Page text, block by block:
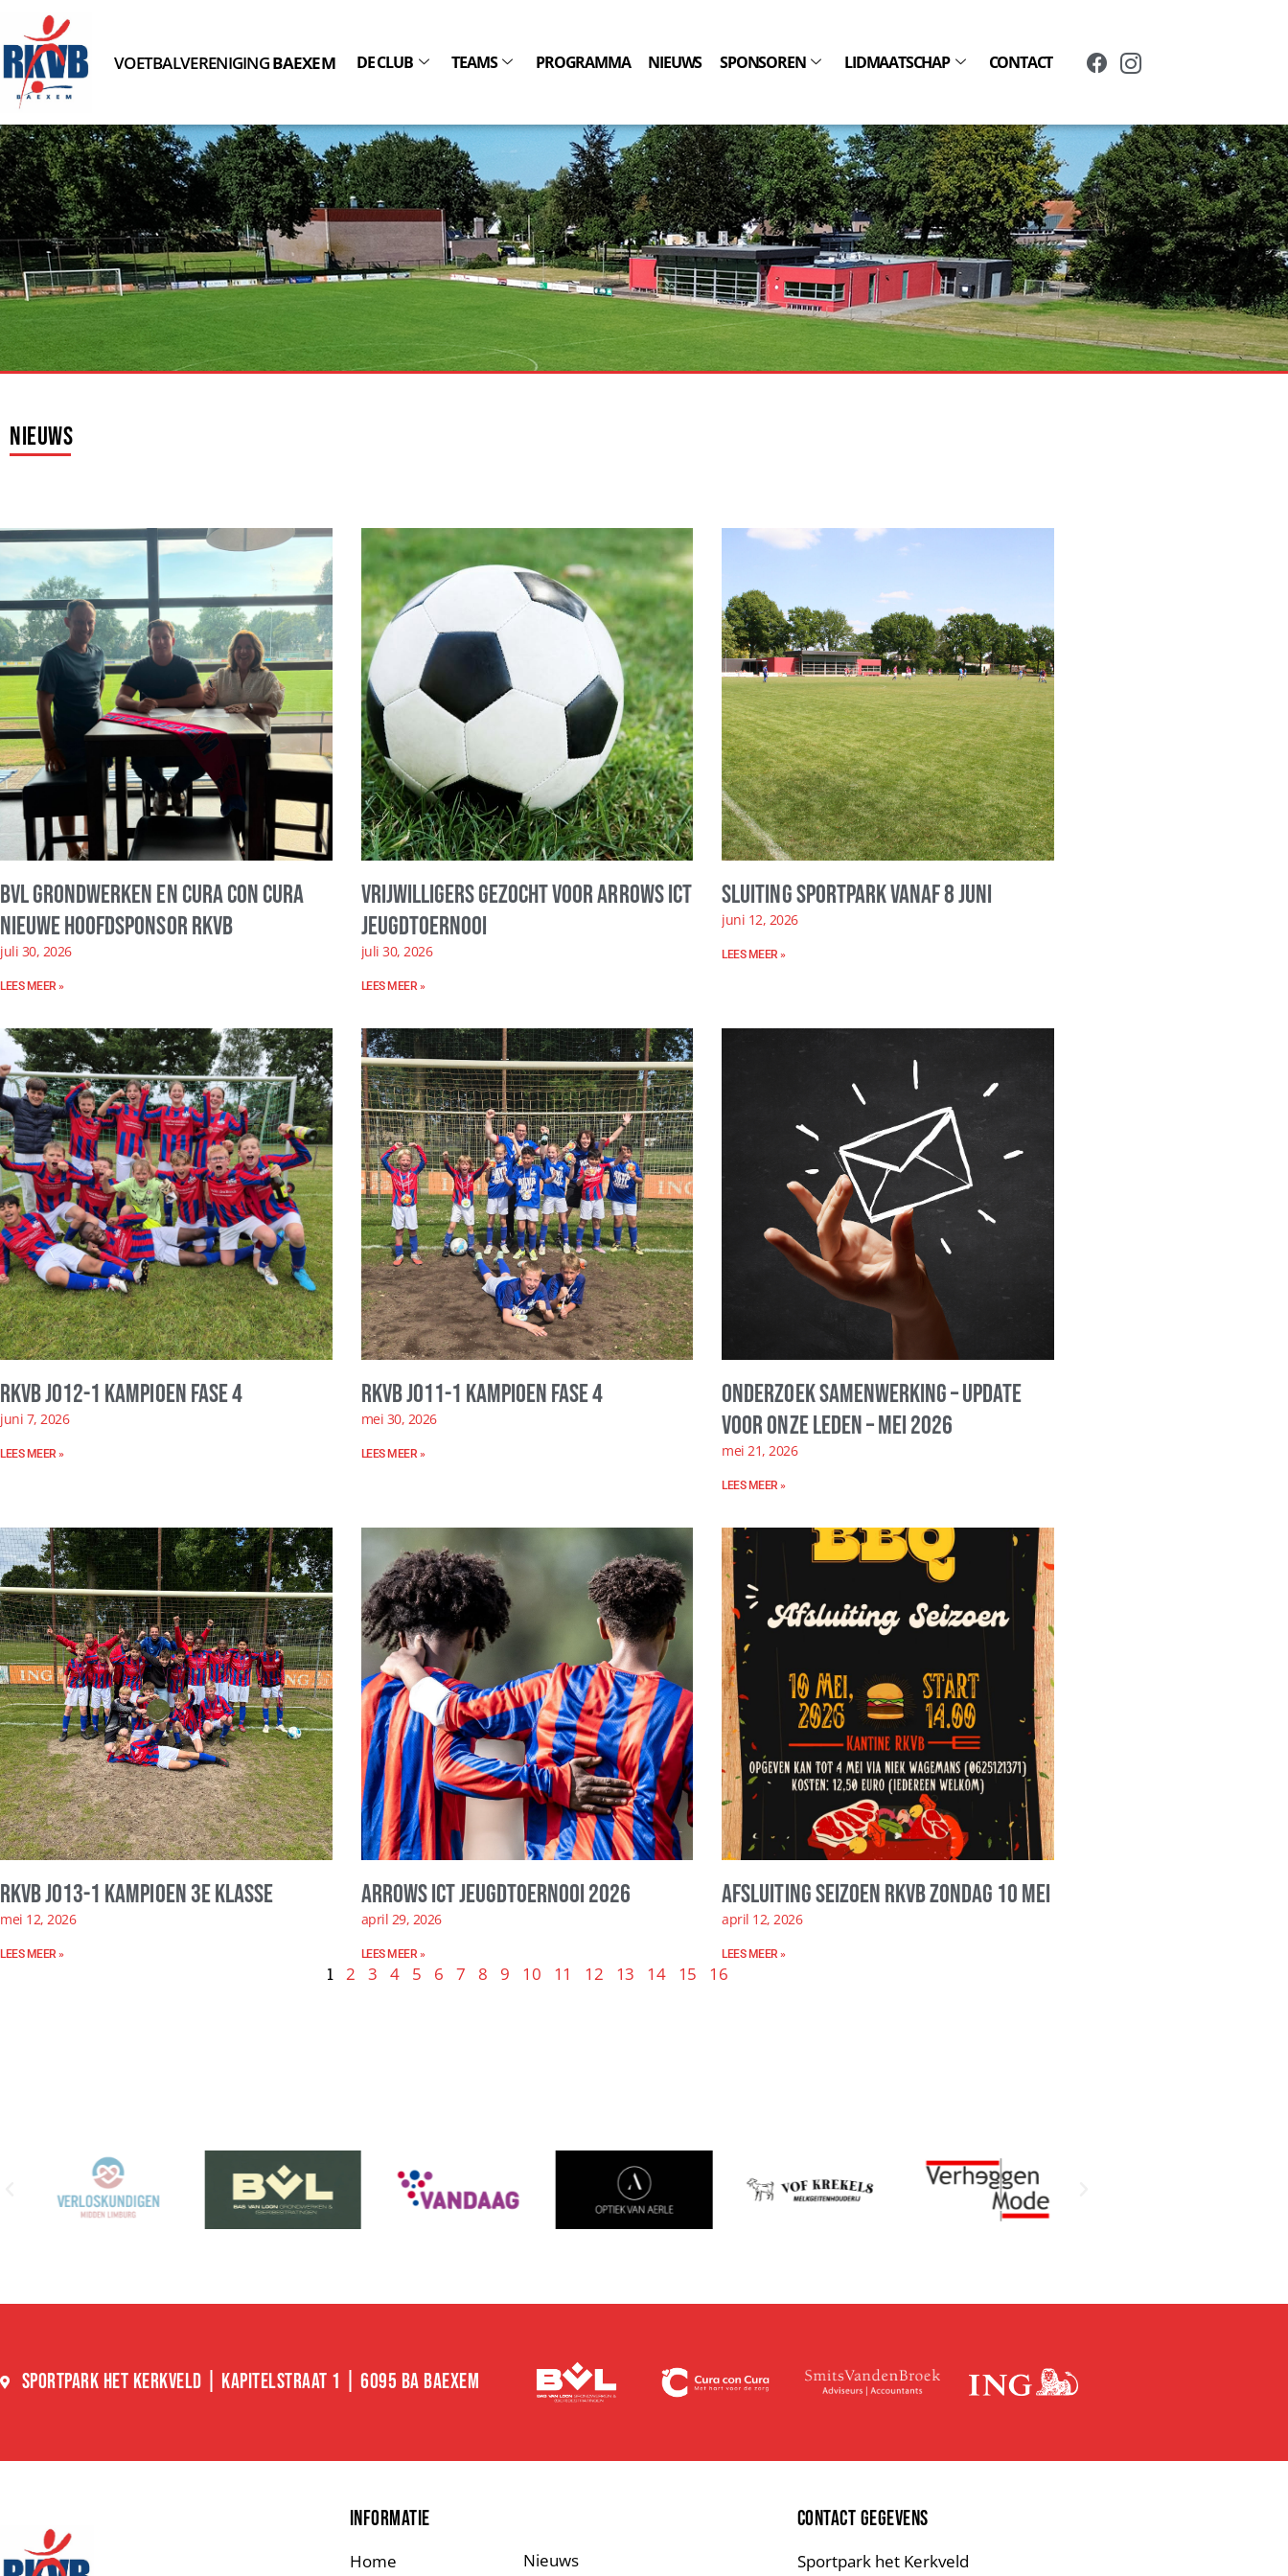
VOETBALVERENIGINGBAEXEM DE CLUB TEAMS PROGRAMMA NIEUWS SPONSOREN LIDMAATSCHAP CONTACT
Nieuws
BVL Grondwerken en Cura con Cura
nieuwe hoofdsponsor RKVB
juli 30, 2026
LEES MEER »
Vrijwilligers gezocht voor Arrows ICT
Jeugdtoernooi
juli 30, 2026
LEES MEER »
Sluiting sportpark vanaf 8 juni
juni 12, 2026
LEES MEER »
RKVB JO12-1 kampioen fase 4
juni 7, 2026
LEES MEER »
RKVB JO11-1 kampioen fase 4
mei 30, 2026
LEES MEER »
Onderzoek samenwerking – update
voor onze leden – mei 2026
mei 21, 2026
LEES MEER »
RKVB JO13-1 kampioen 3e klasse
mei 12, 2026
LEES MEER »
Arrows ICT Jeugdtoernooi 2026
april 29, 2026
LEES MEER »
Afsluiting seizoen RKVB zondag 10 mei
april 12, 2026
LEES MEER »
1 2 3 4 5 6 7 8 9 10 11 12 13 14 15 16
SPORTPARK HET KERKVELD | KAPITELSTRAAT 1 | 6095 BA BAEXEM
INFORMATIE
Home
Nieuws
CONTACT GEGEVENS
Sportpark het Kerkveld